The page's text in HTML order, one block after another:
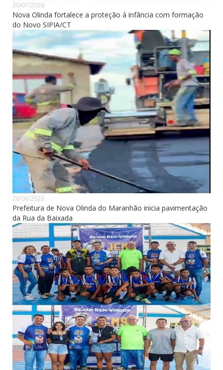
30/07/2026
Nova Olinda fortalece a proteção à infância com formação
do Novo SIPIA/CT
26/06/2026
Prefeitura de Nova Olinda do Maranhão inicia pavimentação
da Rua da Baixada